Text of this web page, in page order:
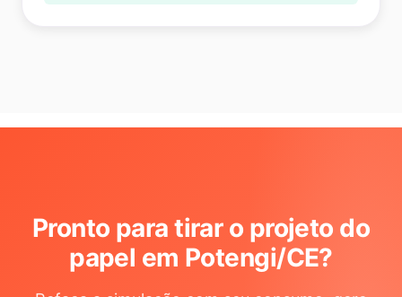
Pronto para tirar o projeto do
papel em Potengi/CE?